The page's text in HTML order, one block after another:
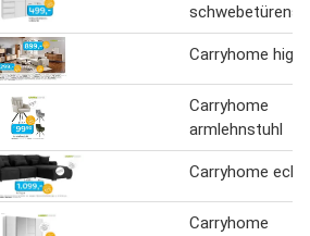
Carryhome
Carryhome
armlehnstuhl
Carryhome
Carryhome